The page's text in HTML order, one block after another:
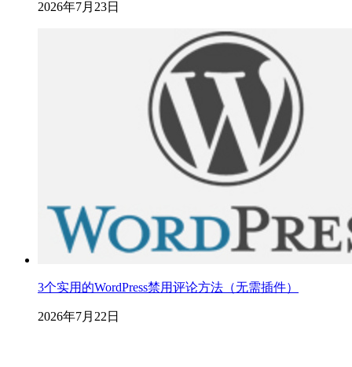
2026年7月23日
3个实用的WordPress禁用评论方法（无需插件）
2026年7月22日